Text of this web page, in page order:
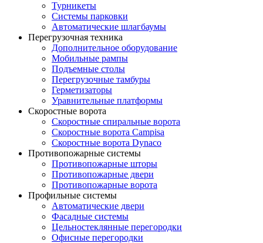
Турникеты
Системы парковки
Автоматические шлагбаумы
Перегрузочная техника
Дополнительное оборудование
Мобильные рампы
Подъемные столы
Перегрузочные тамбуры
Герметизаторы
Уравнительные платформы
Скоростные ворота
Скоростные спиральные ворота
Скоростные ворота Campisa
Скоростные ворота Dynaco
Противопожарные системы
Противопожарные шторы
Противопожарные двери
Противопожарные ворота
Профильные системы
Автоматические двери
Фасадные системы
Цельностеклянные перегородки
Офисные перегородки